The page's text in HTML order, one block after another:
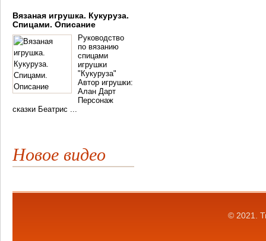
Вязаная игрушка. Кукуруза.
Спицами. Описание
Руководство
по вязанию
спицами
игрушки
"Кукуруза"
Автор игрушки:
Алан Дарт
Персонаж
сказки Беатрис ...
Новое видео
© 2021.